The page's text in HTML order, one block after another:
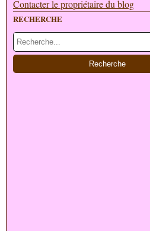
Contacter le propriétaire du blog
RECHERCHE